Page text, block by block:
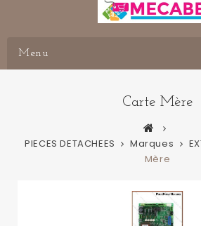
Menu
Carte Mère
PIECES DETACHEES Marques
Mère